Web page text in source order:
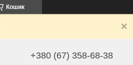
Кошик
+380 (67) 358-68-38